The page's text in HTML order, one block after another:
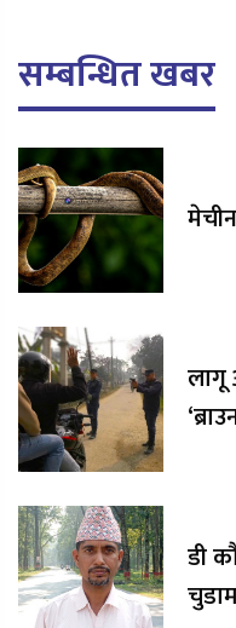
सम्बन्धित खबर
लागू
डी